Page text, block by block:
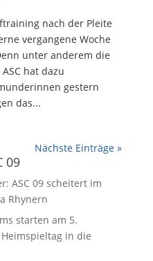
nach der Pleite
vergangene Woche
unter anderem die
hat dazu
gestern
das...
Nächste Einträge »
09
ASC 09 scheitert im
Rhynern
starten am 5.
in die